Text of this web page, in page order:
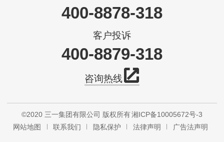
400-8878-318
客户投诉
400-8879-318
咨询热线
©2020 三一集团有限公司 版权所有湘ICP备10005672号-3
网站地图
联系我们 隐私保护 法律声明 广告法声明